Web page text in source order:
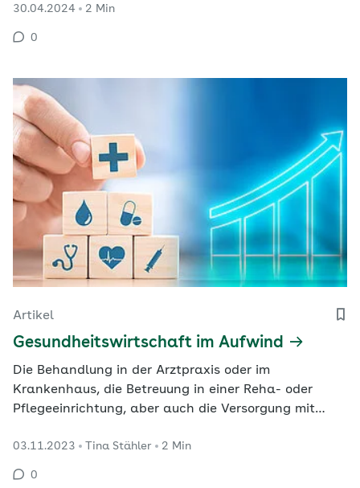
Krankenhaus-Report von der Notwendigkeit von
Strukturreformen bestätigt.
30.04.2024 2 Min
0
Artikel
Gesundheitswirtschaft im Aufwind
Die Behandlung in der Arztpraxis oder im
Krankenhaus, die Betreuung in einer Reha- oder
Pflegeeinrichtung, aber auch die Versorgung mit
Dienstleistungen im Bereich Prävention und Wellness
– all dies gehört zur sogenannten
03.11.2023 Tina Stähler 2 Min
0